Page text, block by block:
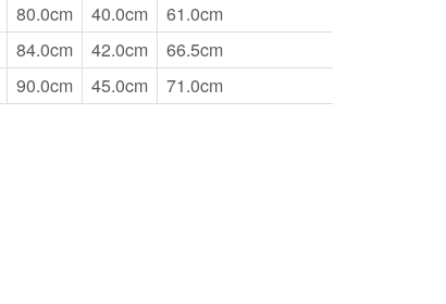
80.0cm 40.0cm
61.0cm
84.0cm 42.0cm
66.5cm
90.0cm 45.0cm 71.0cm